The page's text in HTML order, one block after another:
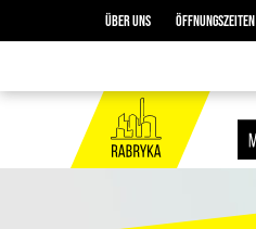
ÜBER UNS ÖFFNUNGSZEITEN